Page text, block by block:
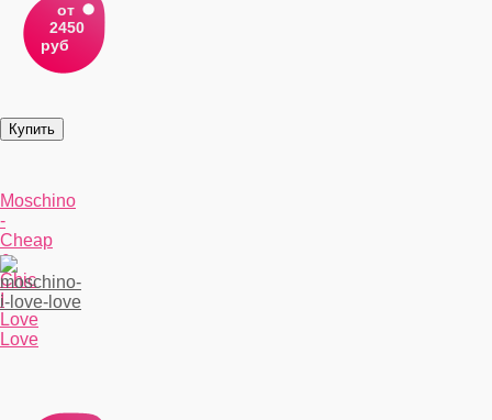
от
2450
руб
Moschino
-
Cheap
&
Chic
I
Love
Love